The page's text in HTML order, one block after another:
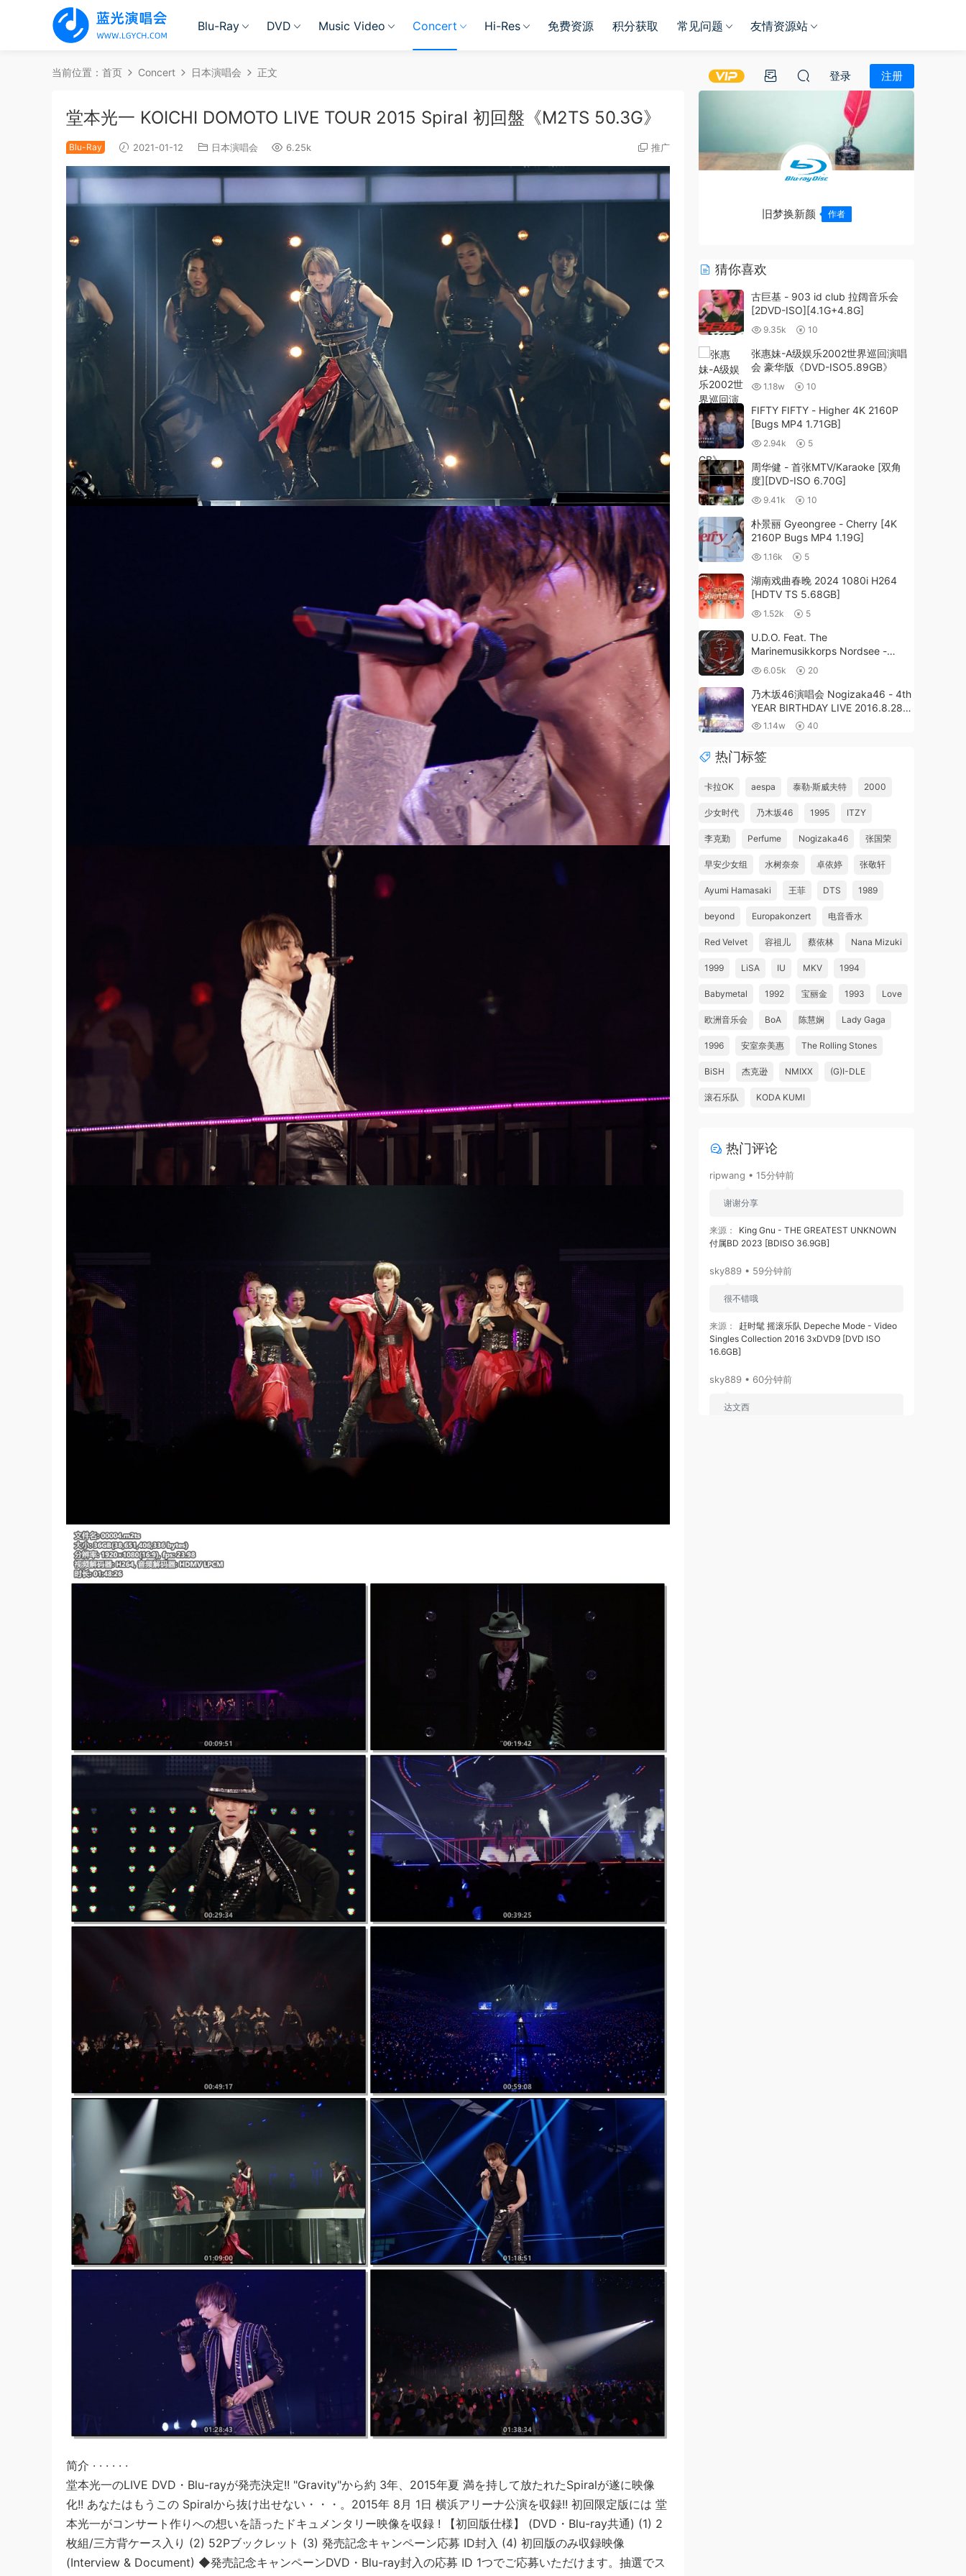
Blu-Ray DVD Music Video Concert Hi-Res 免费资源 积分获取 常见问题 友情资源站
登录 注册
当前位置： 首页 Concert 日本演唱会 正文
堂本光一 KOICHI DOMOTO LIVE TOUR 2015 Spiral 初回盤《M2TS 50.3G》
Blu-Ray 2021-01-12 日本演唱会 6.25k 推广
简介 · · · · · ·
堂本光一のLIVE DVD・Blu-rayが発売決定!! "Gravity"から約 3年、2015年夏 満を持して放たれたSpiralが遂に映像
化!! あなたはもうこの Spiralから抜け出せない・・・。2015年 8月 1日 横浜アリーナ公演を収録!! 初回限定版には 堂
本光一がコンサート作りへの想いを語ったドキュメンタリー映像を収録 ! 【初回版仕様】 (DVD・Blu-ray共通) (1) 2
枚組/三方背ケース入り (2) 52Pブックレット (3) 発売記念キャンペーン応募 ID封入 (4) 初回版のみ収録映像
(Interview & Document) ◆発売記念キャンペーンDVD・Blu-ray封入の応募 ID 1つでご応募いただけます。抽選でス
旧梦换新颜 作者
猜你喜欢
古巨基 - 903 id club 拉阔音乐会
[2DVD-ISO][4.1G+4.8G]
9.35k 10
张惠妹-A级娱乐2002世界巡回演唱
会 豪华版《DVD-ISO5.89GB》
1.18w 10
FIFTY FIFTY - Higher 4K 2160P
[Bugs MP4 1.71GB]
2.94k 5
周华健 - 首张MTV/Karaoke [双角
度][DVD-ISO 6.70G]
9.41k 10
朴景丽 Gyeongree - Cherry [4K
2160P Bugs MP4 1.19G]
1.16k 5
湖南戏曲春晚 2024 1080i H264
[HDTV TS 5.68GB]
1.52k 5
U.D.O. Feat. The
Marinemusikkorps Nordsee -
Navy Metal Night 2014《BDMV
21.6G》
6.05k 20
乃木坂46演唱会 Nogizaka46 - 4th
YEAR BIRTHDAY LIVE 2016.8.28-
30 JINGU STADIUM《ISO4碟
1.14w 40
热门标签
卡拉OK aespa 泰勒·斯威夫特 2000
少女时代 乃木坂46 1995 ITZY
李克勤 Perfume Nogizaka46 张国荣
早安少女组 水树奈奈 卓依婷 张敬轩
Ayumi Hamasaki 王菲 DTS 1989
beyond Europakonzert 电音香水
Red Velvet 容祖儿 蔡依林 Nana Mizuki
1999 LiSA IU MKV 1994
Babymetal 1992 宝丽金 1993 Love
欧洲音乐会 BoA 陈慧娴 Lady Gaga
1996 安室奈美惠 The Rolling Stones
BiSH 杰克逊 NMIXX (G)I-DLE
滚石乐队 KODA KUMI
热门评论
ripwang • 15分钟前
谢谢分享
来源：
King Gnu - THE GREATEST UNKNOWN
付属BD 2023 [BDISO 36.9GB]
sky889 • 59分钟前
很不错哦
来源：
赶时髦 摇滚乐队 Depeche Mode - Video
Singles Collection 2016 3xDVD9 [DVD ISO
16.6GB]
sky889 • 60分钟前
达文西